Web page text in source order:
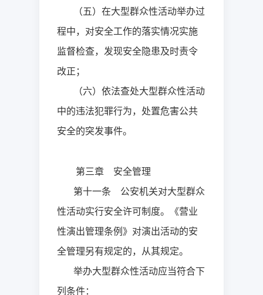
（五）在大型群众性活动举办过
程中，对安全工作的落实情况实施
监督检查，发现安全隐患及时责令
改正；
（六）依法查处大型群众性活动
中的违法犯罪行为，处置危害公共
安全的突发事件。
第三章 安全管理
第十一条 公安机关对大型群众
性活动实行安全许可制度。《营业
性演出管理条例》对演出活动的安
全管理另有规定的，从其规定。
举办大型群众性活动应当符合下
列条件：